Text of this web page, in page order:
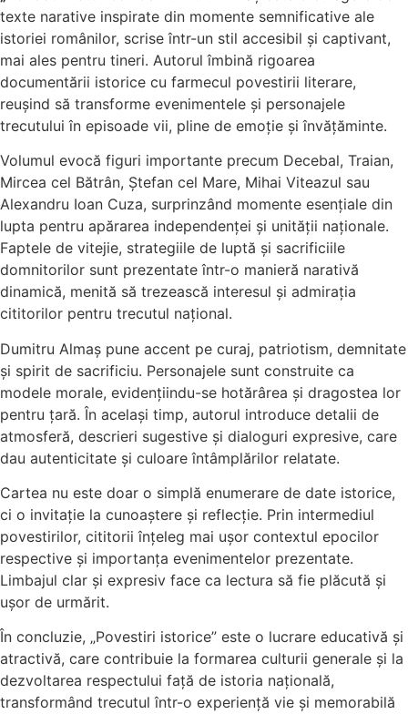
texte narative inspirate din momente semnificative ale
istoriei românilor, scrise într-un stil accesibil și captivant,
mai ales pentru tineri. Autorul îmbină rigoarea
documentării istorice cu farmecul povestirii literare,
reușind să transforme evenimentele și personajele
trecutului în episoade vii, pline de emoție și învățăminte.
Volumul evocă figuri importante precum Decebal, Traian,
Mircea cel Bătrân, Ștefan cel Mare, Mihai Viteazul sau
Alexandru Ioan Cuza, surprinzând momente esențiale din
lupta pentru apărarea independenței și unității naționale.
Faptele de vitejie, strategiile de luptă și sacrificiile
domnitorilor sunt prezentate într-o manieră narativă
dinamică, menită să trezească interesul și admirația
cititorilor pentru trecutul național.
Dumitru Almaș pune accent pe curaj, patriotism, demnitate
și spirit de sacrificiu. Personajele sunt construite ca
modele morale, evidențiindu-se hotărârea și dragostea lor
pentru țară. În același timp, autorul introduce detalii de
atmosferă, descrieri sugestive și dialoguri expresive, care
dau autenticitate și culoare întâmplărilor relatate.
Cartea nu este doar o simplă enumerare de date istorice,
ci o invitație la cunoaștere și reflecție. Prin intermediul
povestirilor, cititorii înțeleg mai ușor contextul epocilor
respective și importanța evenimentelor prezentate.
Limbajul clar și expresiv face ca lectura să fie plăcută și
ușor de urmărit.
În concluzie, „Povestiri istorice” este o lucrare educativă și
atractivă, care contribuie la formarea culturii generale și la
dezvoltarea respectului față de istoria națională,
transformând trecutul într-o experiență vie și memorabilă